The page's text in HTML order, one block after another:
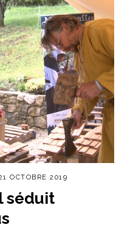
OCTOBRE 2019
séduit